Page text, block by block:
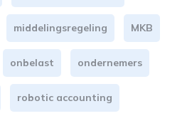
middelingsregeling MKB
onbelast ondernemers
robotic accounting